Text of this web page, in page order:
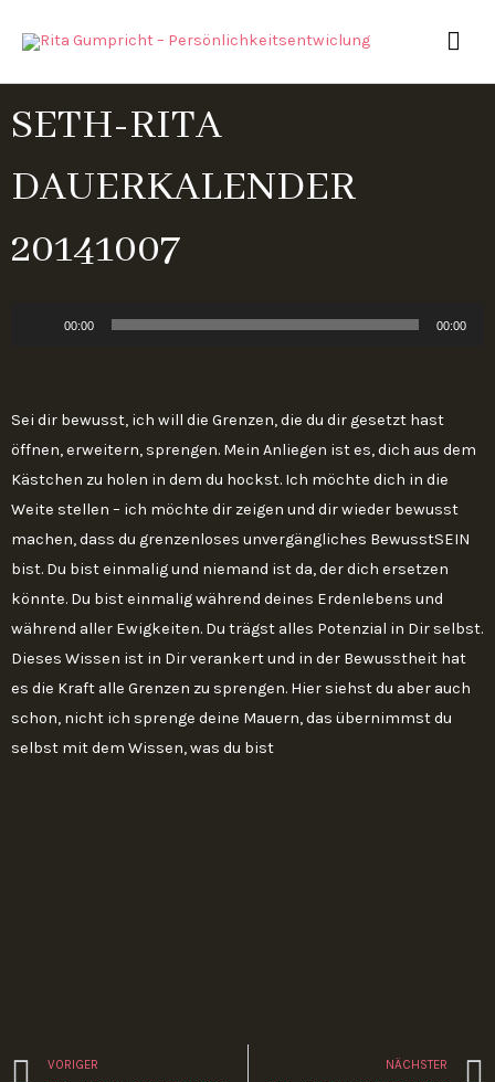
Inhalt
SETH-RITA
DAUERKALENDER
20141007
00:00 00:00
Sei dir bewusst, ich will die Grenzen, die du dir gesetzt hast
öffnen, erweitern, sprengen. Mein Anliegen ist es, dich aus dem
Kästchen zu holen in dem du hockst. Ich möchte dich in die
Weite stellen – ich möchte dir zeigen und dir wieder bewusst
machen, dass du grenzenloses unvergängliches BewusstSEIN
bist. Du bist einmalig und niemand ist da, der dich ersetzen
könnte. Du bist einmalig während deines Erdenlebens und
während aller Ewigkeiten. Du trägst alles Potenzial in Dir selbst.
Dieses Wissen ist in Dir verankert und in der Bewusstheit hat
es die Kraft alle Grenzen zu sprengen. Hier siehst du aber auch
schon, nicht ich sprenge deine Mauern, das übernimmst du
selbst mit dem Wissen, was du bist
Zurück
VORIGER NÄCHSTER